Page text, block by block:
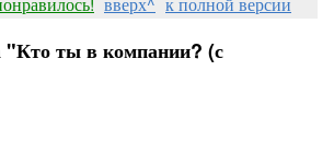
"Кто ты в компании? (с